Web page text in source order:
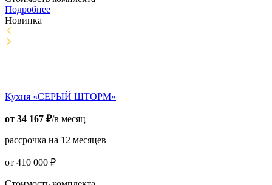
Подробнее
Новинка
Кухня «СЕРЫЙ ШТОРМ»
от 34 167 ₽/в месяц
рассрочка на 12 месяцев
от 410 000 ₽